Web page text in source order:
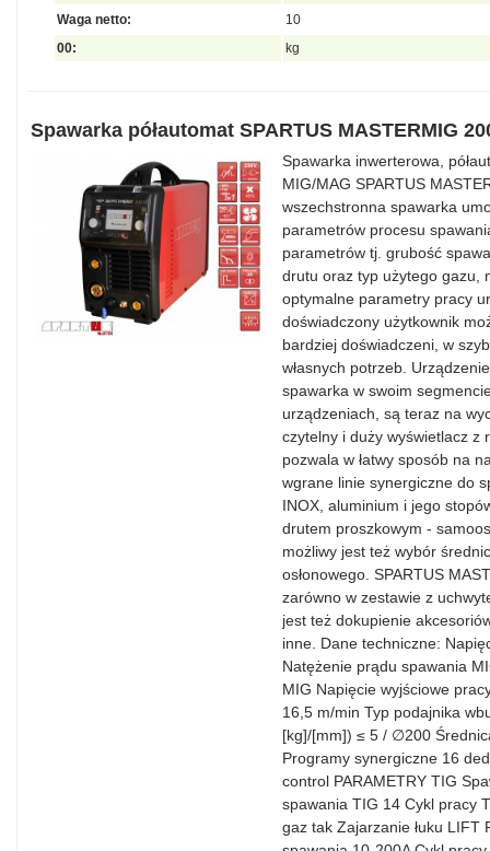
Waga netto:
10
00:
kg
Spawarka półautomat SPARTUS MASTERMIG
Spawarka inwerterowa,
MIG/MAG SPARTUS
wszechstronna spawarka
parametrów procesu
parametrów tj. grubość
drutu oraz typ użytego gazu,
optymalne parametry pracy
doświadczony użytkownik
bardziej doświadczeni, w
własnych potrzeb.
spawarka w swoim
urządzeniach, są teraz na
czytelny i duży wyświetlacz z
pozwala w łatwy sposób na
wgrane linie synergiczne do
INOX, aluminium i jego
drutem proszkowym -
możliwy jest też wybór
osłonowego. SPARTUS
zarówno w zestawie z
jest też dokupienie
inne. Dane techniczne:
Natężenie prądu spawania
MIG Napięcie wyjściowe
16,5 m/min Typ podajnika
[kg]/[mm]) ≤ 5 / ∅200
Programy synergiczne 16
control PARAMETRY TIG
spawania TIG 14 Cykl pracy
gaz tak Zajarzanie łuku LIFT